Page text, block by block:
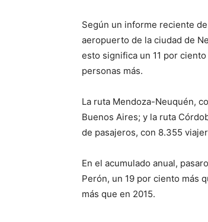
Según un informe reciente
aeropuerto de la ciudad de
esto significa un 11 por
personas más.
La ruta Mendoza-Neuquén,
Buenos Aires; y la ruta
de pasajeros, con 8.355
En el acumulado anual,
Perón, un 19 por ciento más
más que en 2015.